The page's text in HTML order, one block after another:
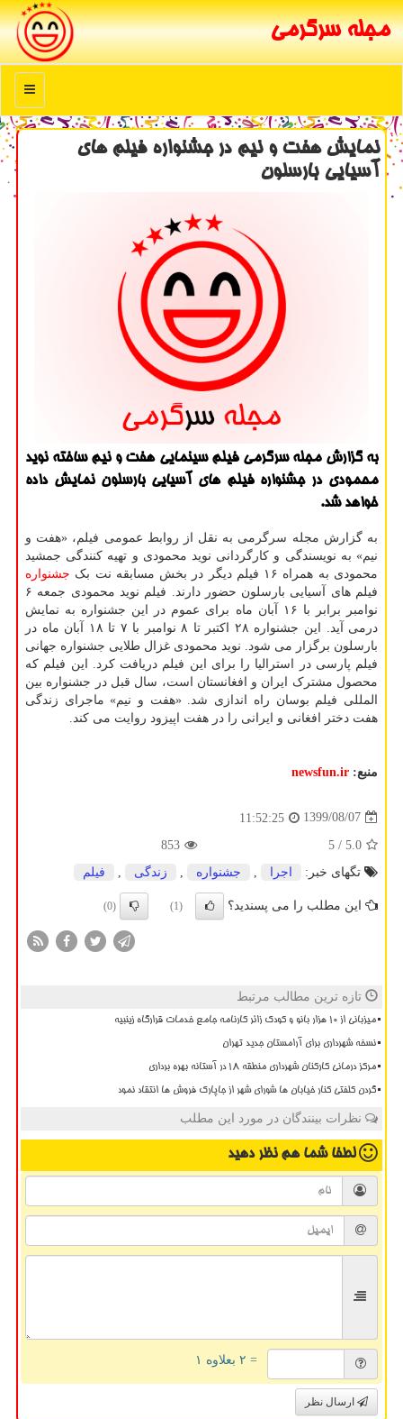
مجله سرگرمی
منو
نمایش هفت و نیم در جشنواره فیلم های
آسیایی بارسلون
به گزارش مجله سرگرمی فیلم سینمایی هفت و نیم ساخته نوید
محمودی در جشنواره فیلم های آسیایی بارسلون نمایش داده
خواهد شد.
به گزارش مجله سرگرمی به نقل از روابط عمومی فیلم، «هفت و
نیم» به نویسندگی و کارگردانی نوید محمودی و تهیه کنندگی جمشید
محمودی به همراه ۱۶ فیلم دیگر در بخش مسابقه نت بک
جشنواره
فیلم های آسیایی بارسلون حضور دارند. فیلم نوید محمودی جمعه ۶
نوامبر برابر با ۱۶ آبان ماه برای عموم در این جشنواره به نمایش
درمی آید. این جشنواره ۲۸ اکتبر تا ۸ نوامبر با ۷ تا ۱۸ آبان ماه در
بارسلون برگزار می شود. نوید محمودی غزال طلایی جشنواره جهانی
فیلم پارسی در استرالیا را برای این فیلم دریافت کرد. این فیلم که
محصول مشترک ایران و افغانستان است، سال قبل در جشنواره بین
المللی فیلم بوسان راه اندازی شد. «هفت و نیم» ماجرای زندگی
هفت دختر افغانی و ایرانی را در هفت اپیزود روایت می کند.
منبع: newsfun.ir
1399/08/07
11:52:25
5.0
/ 5
853
تگهای خبر:
اجرا جشنواره زندگی فیلم
این مطلب را می پسندید؟ (1)
(0)
تازه ترین مطالب مرتبط
میزبانی از ۱۰ هزار بانو و کودک زائر کارنامه جامع خدمات قرارگاه زینبیه
نسخه شهرداری برای آرامستان جدید تهران
مرکز درمانی کارکنان شهرداری منطقه ۱۸ در آستانه بهره برداری
گردن کلفتی کنار خیابان ها شورای شهر از جاپارک فروش ها انتقاد نمود
نظرات بینندگان در مورد این مطلب
لطفا شما همنظر دهید
= ۲ بعلاوه ۱
ارسال نظر